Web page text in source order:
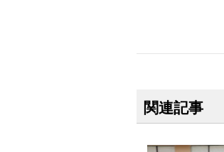
関連記事